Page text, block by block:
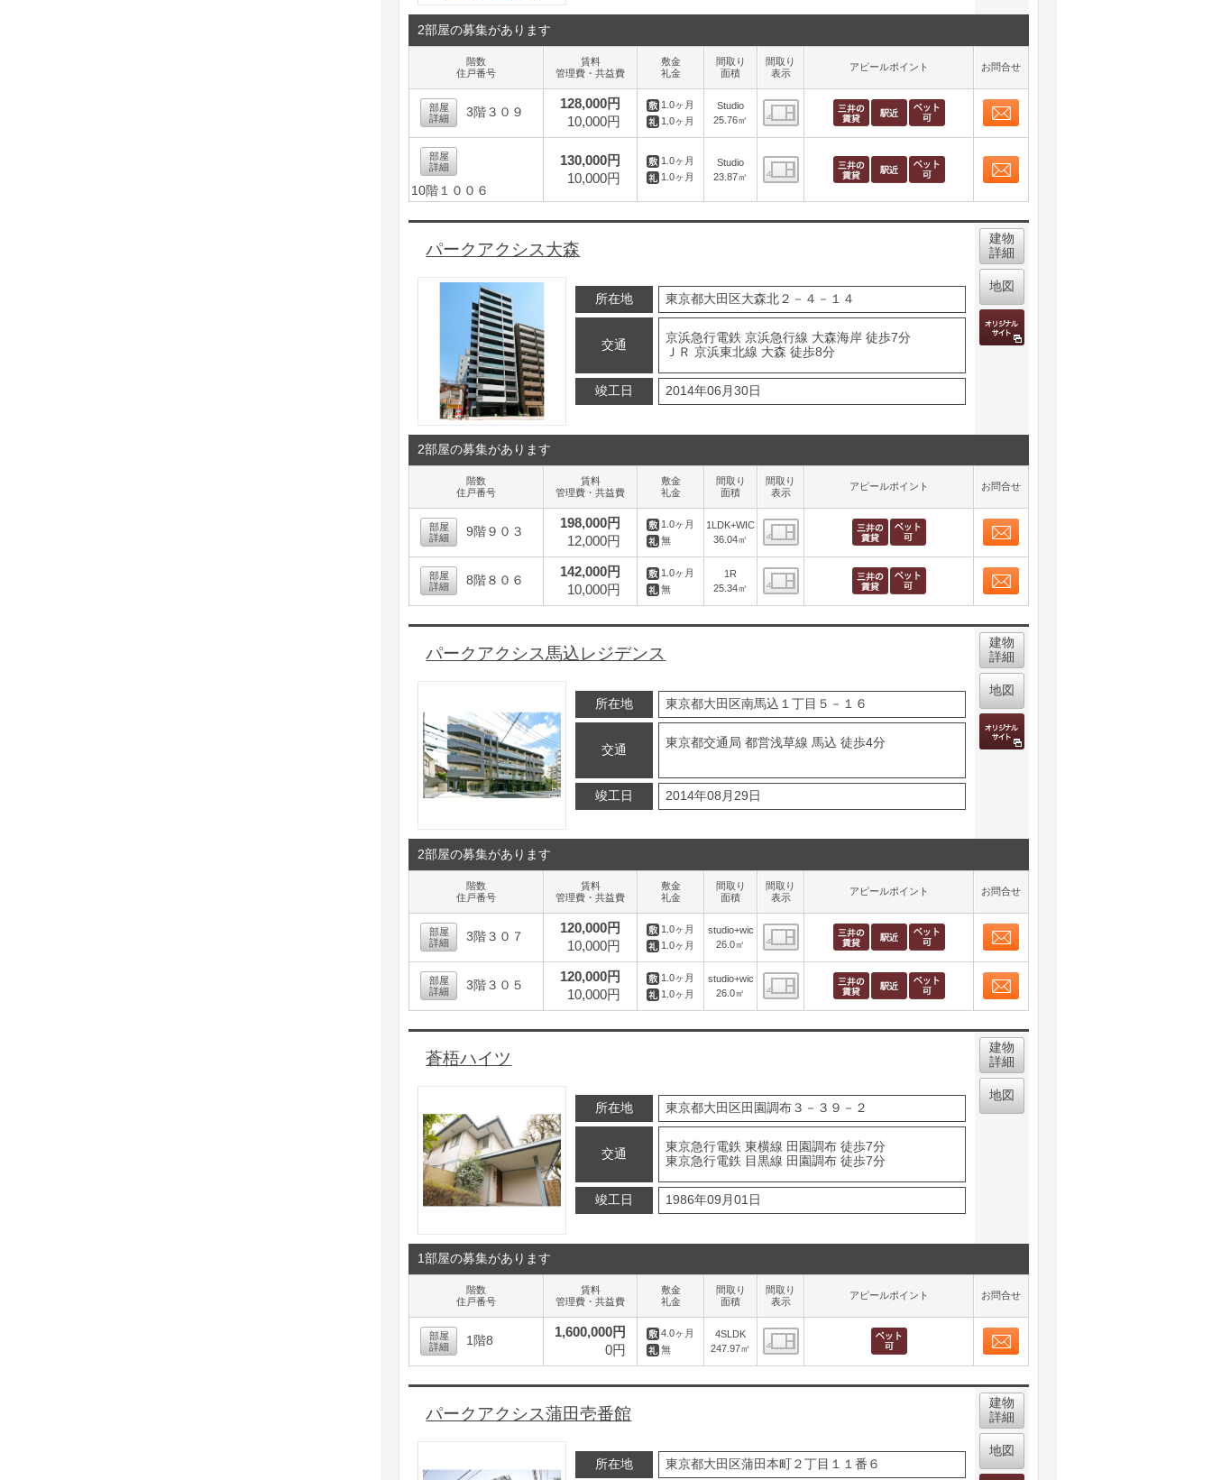
2部屋の募集があります
階数
住戸番号
賃料
管理費・共益費
敷金
礼金
間取り
面積
間取り
表示
アピールポイント お問合せ
部屋
詳細
3階３０９
128,000円
10,000円
1.0ヶ月
1.0ヶ月
Studio
25.76㎡
間取り表示
部屋
詳細
10階１００６
130,000円
10,000円
1.0ヶ月
1.0ヶ月
Studio
23.87㎡
パークアクシス大森
所在地 東京都大田区大森北２－４－１４
交通
京浜急行電鉄 京浜急行線 大森海岸 徒歩7分
ＪＲ 京浜東北線 大森 徒歩8分
竣工日 2014年06月30日
建物
詳細
地図
2部屋の募集があります
階数
住戸番号
賃料
管理費・共益費
敷金
礼金
間取り
面積
間取り
表示
アピールポイント お問合せ
部屋
詳細
9階９０３
198,000円
12,000円
1.0ヶ月
無
1LDK+WIC
36.04㎡
間取り表示
部屋
詳細
8階８０６
142,000円
10,000円
1.0ヶ月
無
1R
25.34㎡
間取り表示
パークアクシス馬込レジデンス
所在地 東京都大田区南馬込１丁目５－１６
交通
東京都交通局 都営浅草線 馬込 徒歩4分
竣工日 2014年08月29日
建物
詳細
地図
2部屋の募集があります
階数
住戸番号
賃料
管理費・共益費
敷金
礼金
間取り
面積
間取り
表示
アピールポイント お問合せ
部屋
詳細
3階３０７
120,000円
10,000円
1.0ヶ月
1.0ヶ月
studio+wic
26.0㎡
間取り表示
部屋
詳細
3階３０５
120,000円
10,000円
1.0ヶ月
1.0ヶ月
studio+wic
26.0㎡
間取り表示
蒼梧ハイツ
所在地 東京都大田区田園調布３－３９－２
交通
東京急行電鉄 東横線 田園調布 徒歩7分
東京急行電鉄 目黒線 田園調布 徒歩7分
竣工日 1986年09月01日
建物
詳細
地図
1部屋の募集があります
階数
住戸番号
賃料
管理費・共益費
敷金
礼金
間取り
面積
間取り
表示
アピールポイント お問合せ
部屋
詳細
1階8
1,600,000円
0円
4.0ヶ月
無
4SLDK
247.97㎡
間取り表示
パークアクシス蒲田壱番館
所在地 東京都大田区蒲田本町２丁目１１番６
建物
詳細
地図